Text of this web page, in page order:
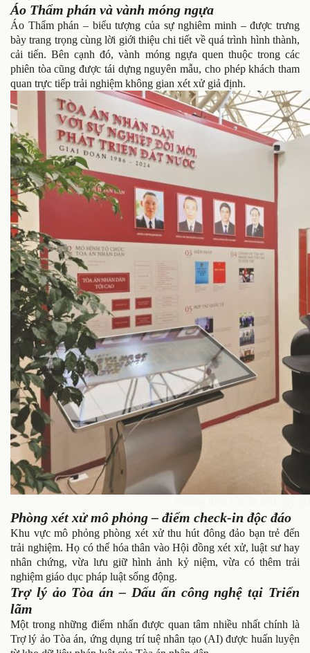
Áo Thẩm phán và vành móng ngựa
Áo Thẩm phán – biểu tượng của sự nghiêm minh – được trưng
bày trang trọng cùng lời giới thiệu chi tiết về quá trình hình thành,
cải tiến. Bên cạnh đó, vành móng ngựa quen thuộc trong các
phiên tòa cũng được tái dựng nguyên mẫu, cho phép khách tham
quan trực tiếp trải nghiệm không gian xét xử giả định.
Phòng xét xử mô phỏng – điểm check-in độc đáo
Khu vực mô phỏng phòng xét xử thu hút đông đảo bạn trẻ đến
trải nghiệm. Họ có thể hóa thân vào Hội đồng xét xử, luật sư hay
nhân chứng, vừa lưu giữ hình ảnh kỷ niệm, vừa có thêm trải
nghiệm giáo dục pháp luật sống động.
Trợ lý ảo Tòa án – Dấu ấn công nghệ tại Triển
lãm
Một trong những điểm nhấn được quan tâm nhiều nhất chính là
Trợ lý ảo Tòa án, ứng dụng trí tuệ nhân tạo (AI) được huấn luyện